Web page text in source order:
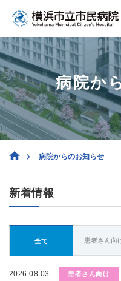
病院か
病院からのお知らせ
新着情報
全て 患者さん向
2026.08.03 患者さん向け